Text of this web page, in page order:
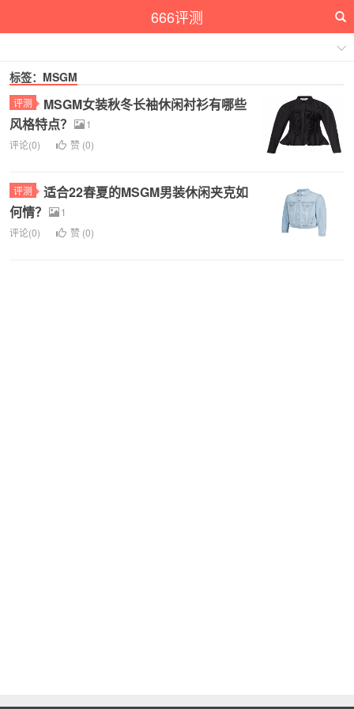
666评测
标签：MSGM
评测
MSGM女装秋冬长袖休闲衬衫有哪些
风格特点？
1
评论(0)
赞 (0)
评测
适合22春夏的MSGM男装休闲夹克如
何情？
1
评论(0)
赞 (0)